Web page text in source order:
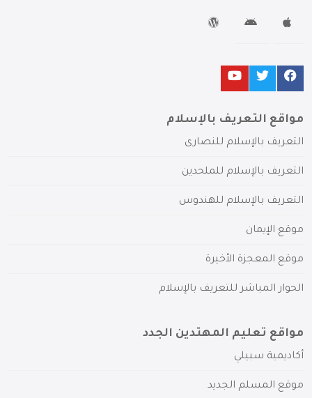
مواقع التعريف بالإسلام
التعريف بالإسلام للنصارى
التعريف بالإسلام للملحدين
التعريف بالإسلام للهندوس
موقع الإيمان
موقع المعجزة الأخيرة
الحوار المباشر للتعريف بالإسلام
مواقع تعليم المهتدين الجدد
أكاديمية سبيلي
موقع المسلم الجديد